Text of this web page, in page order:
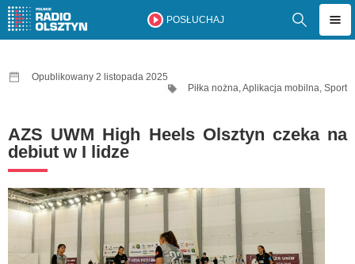
POSŁUCHAJ
Opublikowany 2 listopada 2025
Piłka nożna,Aplikacja mobilna, Sport
AZS UWM High Heels Olsztyn czeka na
debiut w I lidze